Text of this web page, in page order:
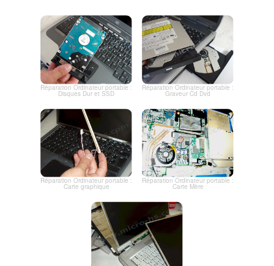
Réparation Ordinateur portable :
Disques Dur et SSD
Réparation Ordinateur portable :
Graveur Cd Dvd
Réparation Ordinateur portable :
Carte graphique
Réparation Ordinateur portable :
Carte Mère